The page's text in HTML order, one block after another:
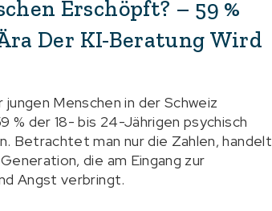
Erschöpft? – 59 %
Der KI-Beratung Wird
Menschen in der Schweiz
der 18- bis 24-Jährigen psychisch
Betrachtet man nur die Zahlen, handelt
die am Eingang zur
Angst verbringt.